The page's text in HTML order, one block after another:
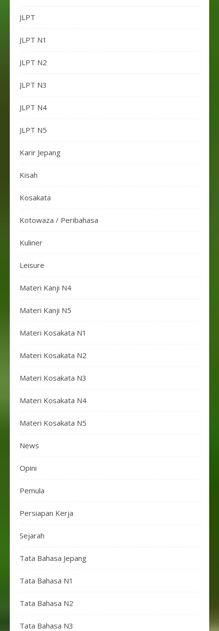
JLPT
JLPT N1
JLPT N2
JLPT N3
JLPT N4
JLPT N5
Karir Jepang
Kisah
Kosakata
Kotowaza / Peribahasa
Kuliner
Leisure
Materi Kanji N4
Materi Kanji N5
Materi Kosakata N1
Materi Kosakata N2
Materi Kosakata N3
Materi Kosakata N4
Materi Kosakata N5
News
Opini
Pemula
Persiapan Kerja
Sejarah
Tata Bahasa Jepang
Tata Bahasa N1
Tata Bahasa N2
Tata Bahasa N3